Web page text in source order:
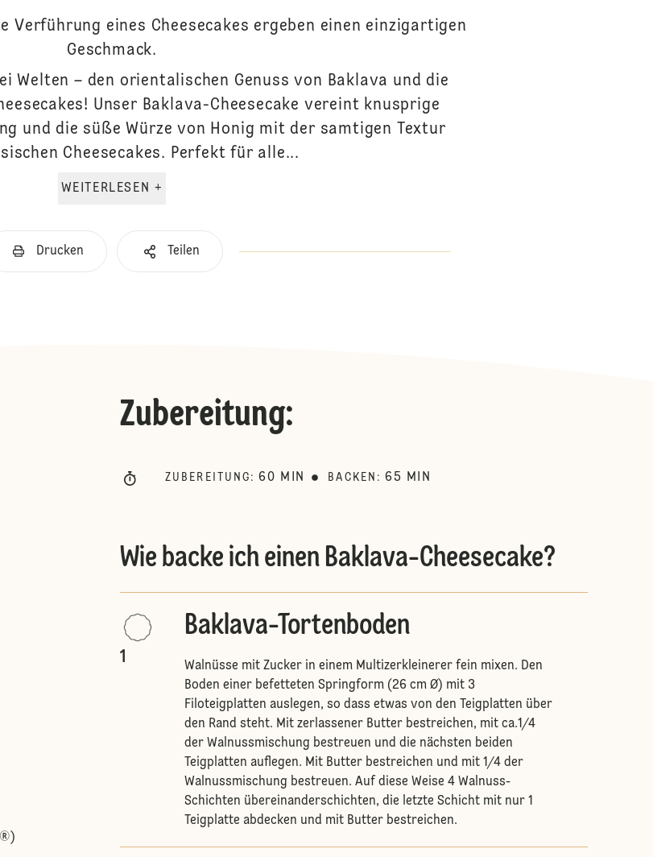
Verführung eines Cheesecakes ergeben einen einzigartigen
Geschmack.
Welten – den orientalischen Genuss von Baklava und die
Unser Baklava-Cheesecake vereint knusprige
und die süße Würze von Honig mit der samtigen Textur
Cheesecakes. Perfekt für alle...
WEITERLESEN +
Drucken Teilen
Zubereitung:
ZUBEREITUNG : 60 MIN BACKEN : 65 MIN
Wie backe ich einen Baklava-Cheesecake?
1
Baklava-Tortenboden
Walnüsse mit Zucker in einem Multizerkleinerer fein mixen. Den
Boden einer befetteten Springform (26 cm Ø) mit 3
Filoteigplatten auslegen, so dass etwas von den Teigplatten über
den Rand steht. Mit zerlassener Butter bestreichen, mit ca.1/4
der Walnussmischung bestreuen und die nächsten beiden
Teigplatten auflegen. Mit Butter bestreichen und mit 1/4 der
Walnussmischung bestreuen. Auf diese Weise 4 Walnuss-
Schichten übereinanderschichten, die letzte Schicht mit nur 1
Teigplatte abdecken und mit Butter bestreichen.